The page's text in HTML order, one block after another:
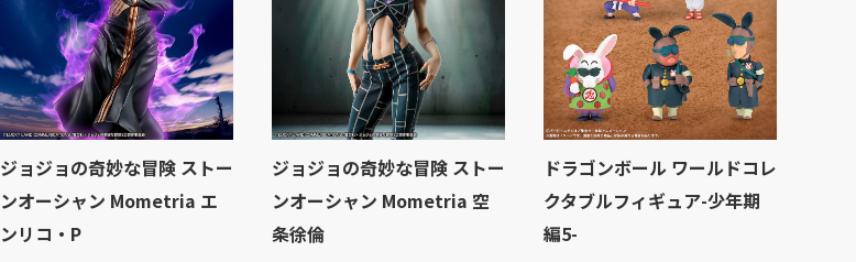
ジョジョの奇妙な冒険 ストー
ンオーシャン Mometria エ
ンリコ・P
ジョジョの奇妙な冒険 ストー
ンオーシャン Mometria 空
条徐倫
ドラゴンボール ワールドコレ
クタブルフィギュア-少年期
編5-